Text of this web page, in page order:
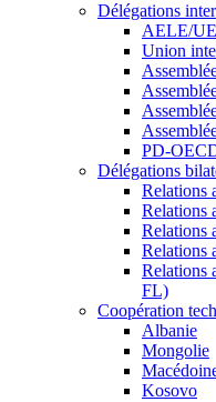
Délégations
AELE/UE
Union
PD-
Délégations
Relations
Relations
Relations
Relations
Relations
FL)
Coopération
Albanie
Mongolie
Kosovo